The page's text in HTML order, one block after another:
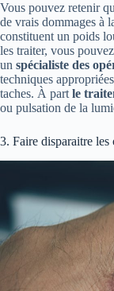
Vous pouvez retenir
de vrais dommages à
constituent un poids
les traiter, vous
un spécialiste des
techniques
taches. À partle
ou pulsation de la
3. Faire disparaitre les